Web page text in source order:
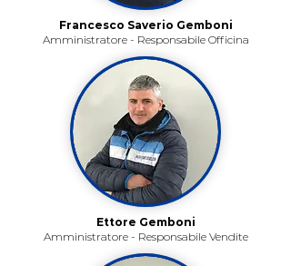
Francesco Saverio Gemboni
Amministratore - Responsabile Officina
Ettore Gemboni
Amministratore - Responsabile Vendite